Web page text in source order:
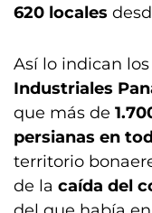
620 locales
Así lo indican
Industriales
que más de
persianas en
territorio
de la caída del